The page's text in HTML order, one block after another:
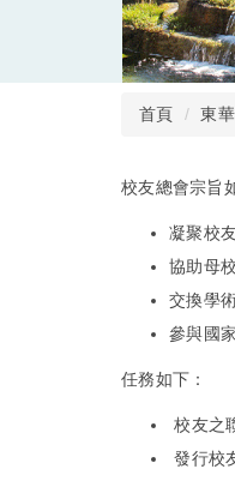
首頁 東
校友總會宗旨
凝聚校
協助母
交換學
參與國
任務如下：
校友之
發行校